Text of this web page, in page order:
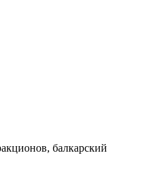
балкарский